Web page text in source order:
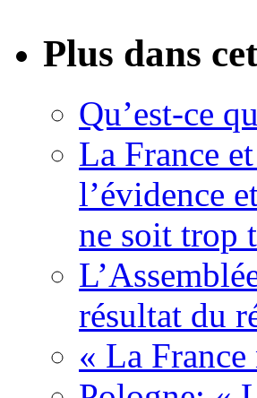
Plus dans
Qu’est-ce
La France
l’évidence
ne soit trop
résultat du
« La